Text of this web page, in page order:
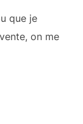
que je
on me